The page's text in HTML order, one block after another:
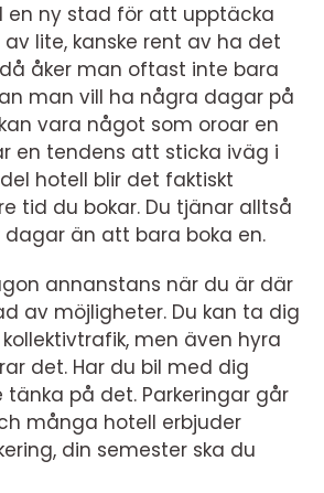
en ny stad för att upptäcka
lite, kanske rent av ha det
åker man oftast inte bara
man vill ha några dagar på
vara något som oroar en
en tendens att sticka iväg i
hotell blir det faktiskt
tid du bokar. Du tjänar alltså
än att bara boka en.
annanstans när du är där
av möjligheter. Du kan ta dig
men även hyra
det. Har du bil med dig
tänka på det. Parkeringar går
många hotell erbjuder
din semester ska du